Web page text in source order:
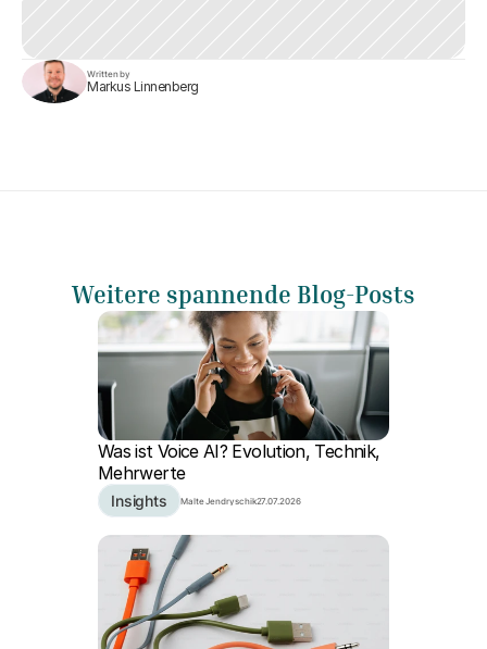
Markus Linnenberg
Written by
Weitere spannende Blog-Posts
Was ist Voice AI? Evolution, Technik,
Mehrwerte
Insights Malte Jendryschik27.07.2026